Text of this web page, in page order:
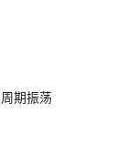
周期振荡